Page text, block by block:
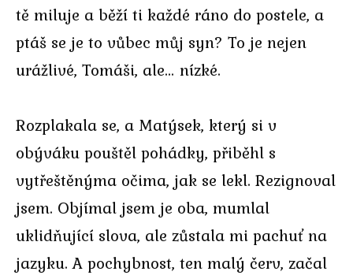
tě miluje a běží ti každé ráno do postele, a
ptáš se je to vůbec můj syn? To je nejen
urážlivé, Tomáši, ale… nízké.
Rozplakala se, a Matýsek, který si v
obýváku pouštěl pohádky, přiběhl s
vytřeštěnýma očima, jak se lekl. Rezignoval
jsem. Objímal jsem je oba, mumlal
uklidňující slova, ale zůstala mi pachuť na
jazyku. A pochybnost, ten malý červ, začal